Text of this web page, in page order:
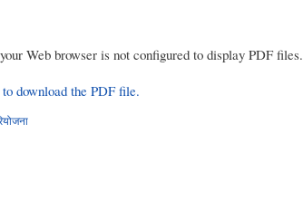
Web browser is not configured to display PDF files.
download the PDF file.